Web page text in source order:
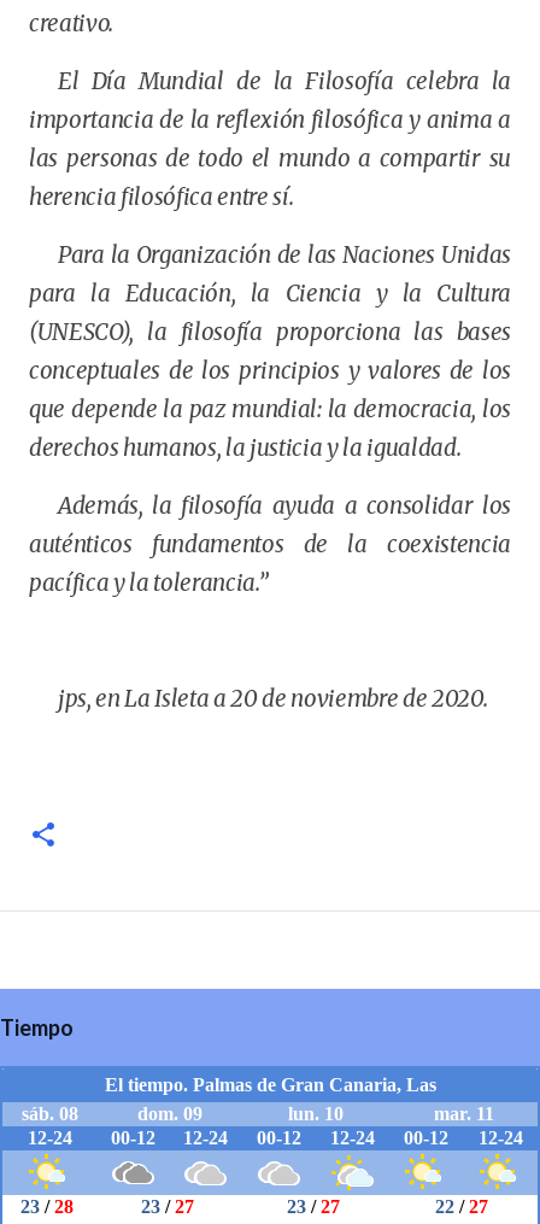
creativo.
El Día Mundial de la Filosofía celebra la
importancia de la reflexión filosófica y anima a
las personas de todo el mundo a compartir su
herencia filosófica entre sí.
Para la Organización de las Naciones Unidas
para la Educación, la Ciencia y la Cultura
(UNESCO), la filosofía proporciona las bases
conceptuales de los principios y valores de los
que depende la paz mundial: la democracia, los
derechos humanos, la justicia y la igualdad.
Además, la filosofía ayuda a consolidar los
auténticos fundamentos de la coexistencia
pacífica y la tolerancia.”
jps, en La Isleta a 20 de noviembre de 2020.
Tiempo